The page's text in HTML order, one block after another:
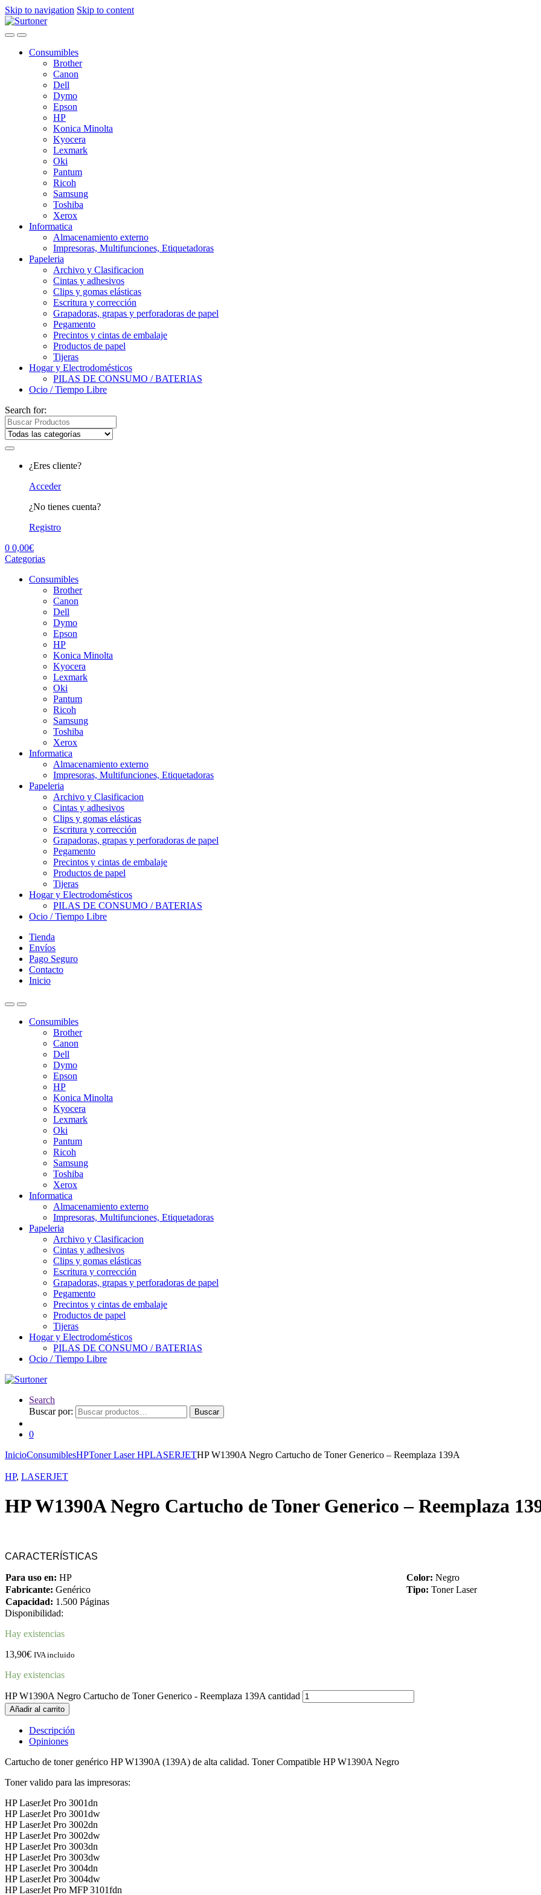
Skip to navigation Skip to content
Consumibles
Brother
Canon
Dell
Dymo
Epson
HP
Konica Minolta
Kyocera
Lexmark
Oki
Pantum
Ricoh
Samsung
Toshiba
Xerox
Informatica
Almacenamiento externo
Impresoras, Multifunciones, Etiquetadoras
Papeleria
Archivo y Clasificacion
Cintas y adhesivos
Clips y gomas elásticas
Escritura y corrección
Grapadoras, grapas y perforadoras de papel
Pegamento
Precintos y cintas de embalaje
Productos de papel
Tijeras
Hogar y Electrodomésticos
PILAS DE CONSUMO / BATERIAS
Ocio / Tiempo Libre
Search for:
¿Eres cliente?
Acceder
¿No tienes cuenta?
Registro
0 0,00€
Categorias
Consumibles
Brother
Canon
Dell
Dymo
Epson
HP
Konica Minolta
Kyocera
Lexmark
Oki
Pantum
Ricoh
Samsung
Toshiba
Xerox
Informatica
Almacenamiento externo
Impresoras, Multifunciones, Etiquetadoras
Papeleria
Archivo y Clasificacion
Cintas y adhesivos
Clips y gomas elásticas
Escritura y corrección
Grapadoras, grapas y perforadoras de papel
Pegamento
Precintos y cintas de embalaje
Productos de papel
Tijeras
Hogar y Electrodomésticos
PILAS DE CONSUMO / BATERIAS
Ocio / Tiempo Libre
Tienda
Envíos
Pago Seguro
Contacto
Inicio
Consumibles
Brother
Canon
Dell
Dymo
Epson
HP
Konica Minolta
Kyocera
Lexmark
Oki
Pantum
Ricoh
Samsung
Toshiba
Xerox
Informatica
Almacenamiento externo
Impresoras, Multifunciones, Etiquetadoras
Papeleria
Archivo y Clasificacion
Cintas y adhesivos
Clips y gomas elásticas
Escritura y corrección
Grapadoras, grapas y perforadoras de papel
Pegamento
Precintos y cintas de embalaje
Productos de papel
Tijeras
Hogar y Electrodomésticos
PILAS DE CONSUMO / BATERIAS
Ocio / Tiempo Libre
Search
Buscar por:
Buscar
0
InicioConsumiblesHPToner Laser HPLASERJETHP W1390A Negro Cartucho de Toner Generico – Reemplaza 139A
HP, LASERJET
HP W1390A Negro Cartucho de Toner Generico – Reemplaza
CARACTERÍSTICAS
Para uso en: HP Color: Negro
Fabricante: Genérico Tipo: Toner Laser
Capacidad: 1.500 Páginas
Disponibilidad:
Hay existencias
13,90€ IVA incluido
Hay existencias
HP W1390A Negro Cartucho de Toner Generico - Reemplaza 139A cantidad
Añadir al carrito
Descripción
Opiniones
Cartucho de toner genérico HP W1390A (139A) de alta calidad. Toner Compatible HP W1390A Negro
Toner valido para las impresoras:
HP LaserJet Pro 3001dn
HP LaserJet Pro 3001dw
HP LaserJet Pro 3002dn
HP LaserJet Pro 3002dw
HP LaserJet Pro 3003dn
HP LaserJet Pro 3003dw
HP LaserJet Pro 3004dn
HP LaserJet Pro 3004dw
HP LaserJet Pro MFP 3101fdn